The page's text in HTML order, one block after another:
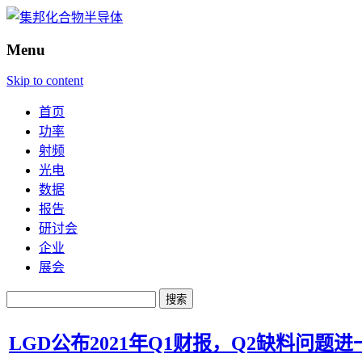
Menu
Skip to content
首页
功率
射频
光电
数据
报告
研讨会
企业
展会
LGD公布2021年Q1财报，Q2缺料问题进